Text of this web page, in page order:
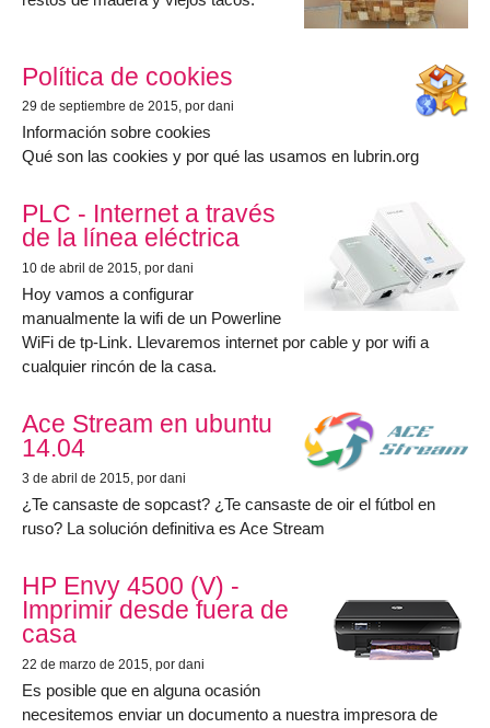
Política de cookies
29 de septiembre de 2015, por dani
Información sobre cookies
Qué son las cookies y por qué las usamos en lubrin.org
PLC - Internet a través
de la línea eléctrica
10 de abril de 2015, por dani
Hoy vamos a configurar
manualmente la wifi de un Powerline
WiFi de tp-Link. Llevaremos internet por cable y por wifi a
cualquier rincón de la casa.
Ace Stream en ubuntu
14.04
3 de abril de 2015, por dani
¿Te cansaste de sopcast? ¿Te cansaste de oir el fútbol en
ruso? La solución definitiva es Ace Stream
HP Envy 4500 (V) -
Imprimir desde fuera de
casa
22 de marzo de 2015, por dani
Es posible que en alguna ocasión
necesitemos enviar un documento a nuestra impresora de